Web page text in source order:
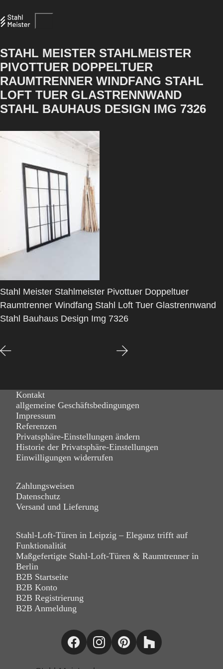
STAHL MEISTER STAHLMEISTER
PIVOTTUER DOPPELTUER
RAUMTRENNER WINDFANG STAHL
LOFT TUER GLASTRENNWAND
STAHL BAUHAUS DESIGN IMG 7326
Stahl Meister Stahlmeister Pivottuer Doppeltuer
Raumtrenner Windfang Stahl Loft Tuer Glastrennwand
Stahl Bauhaus Design Img 7326
Kontakt
allgemeine Geschäftsbedingungen
Impressum
Referenzen
Privatsphäre-Einstellungen ändern
Historie der Privatsphäre-Einstellungen
Einwilligungen widerrufen
Zahlungsweisen
Datenschutz
Versand und Lieferung
Stahl-Loft-Türen in Leipzig – Eleganz trifft auf
Funktionalität
Maßgefertigte Stahl-Loft-Türen & Raumtrenner in
Berlin
B2B Startseite
B2B Konto
B2B Registrierung
B2B Anmeldung